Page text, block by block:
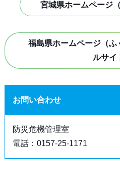
宮城県ホームページ
福島県ホームページ（ふ
ルサイ
お問い合わせ
防災危機管理室
電話：0157-25-1171